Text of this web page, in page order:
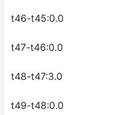
t46-t45:0.0
t47-t46:0.0
t48-t47:3.0
t49-t48:0.0